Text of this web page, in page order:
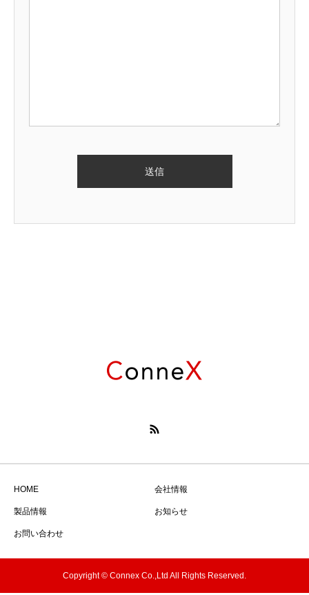
HOME 会社情報
製品情報 お知らせ
お問い合わせ
Copyright © Connex Co.,Ltd All Rights Reserved.